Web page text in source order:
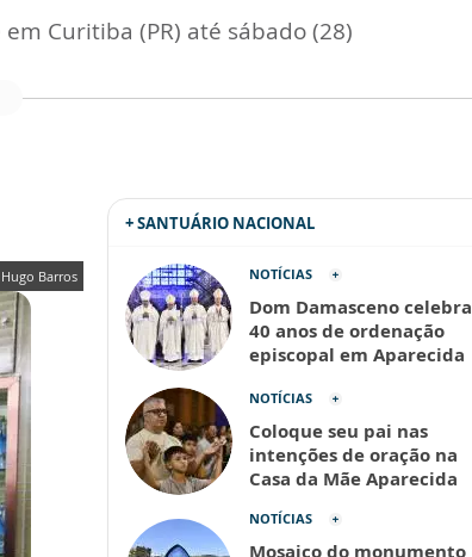
Curitiba (PR) até sábado (28)
Barros
+ SANTUÁRIO NACIONAL
NOTÍCIAS
Dom Damasceno celebra
40 anos de ordenação
episcopal em Aparecida
NOTÍCIAS
Coloque seu pai nas
intenções de oração na
Casa da Mãe Aparecida
NOTÍCIAS
Mosaico do monumento